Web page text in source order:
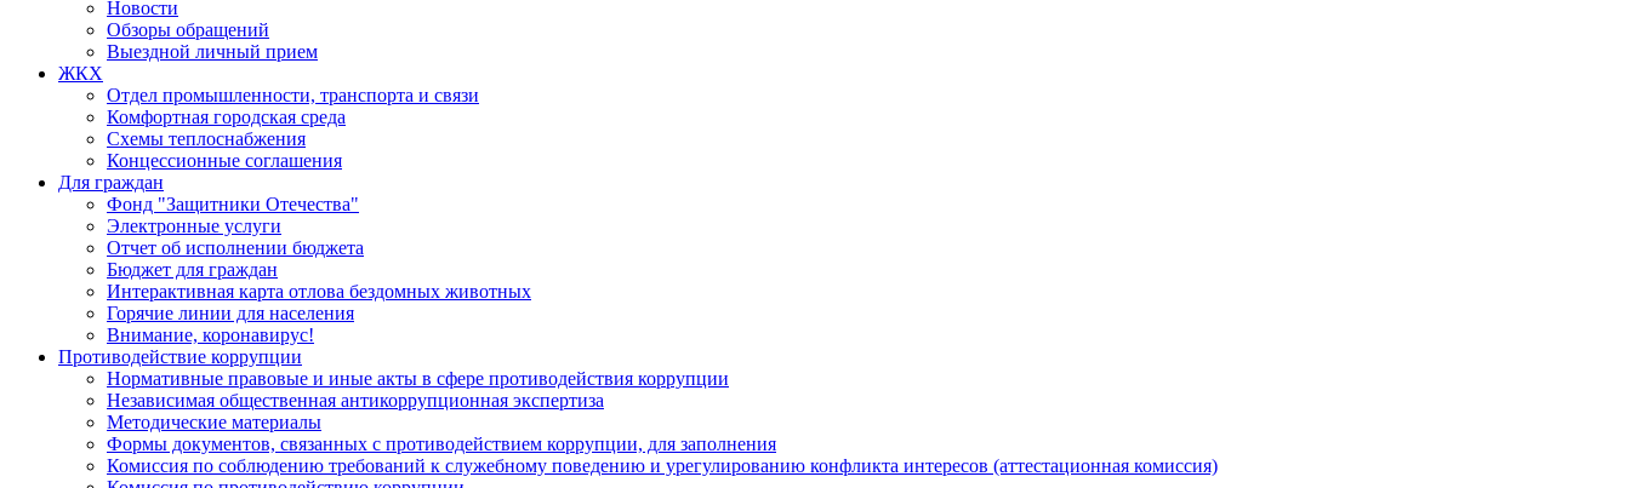
Новости
Обзоры обращений
Выездной личный прием
ЖКХ
Отдел промышленности, транспорта и связи
Комфортная городская среда
Схемы теплоснабжения
Концессионные соглашения
Для граждан
Фонд "Защитники Отечества"
Электронные услуги
Отчет об исполнении бюджета
Бюджет для граждан
Интерактивная карта отлова бездомных животных
Горячие линии для населения
Внимание, коронавирус!
Противодействие коррупции
Нормативные правовые и иные акты в сфере противодействия коррупции
Независимая общественная антикоррупционная экспертиза
Методические материалы
Формы документов, связанных с противодействием коррупции, для заполнения
Комиссия по соблюдению требований к служебному поведению и урегулированию конфликта интересов (аттестационная комиссия)